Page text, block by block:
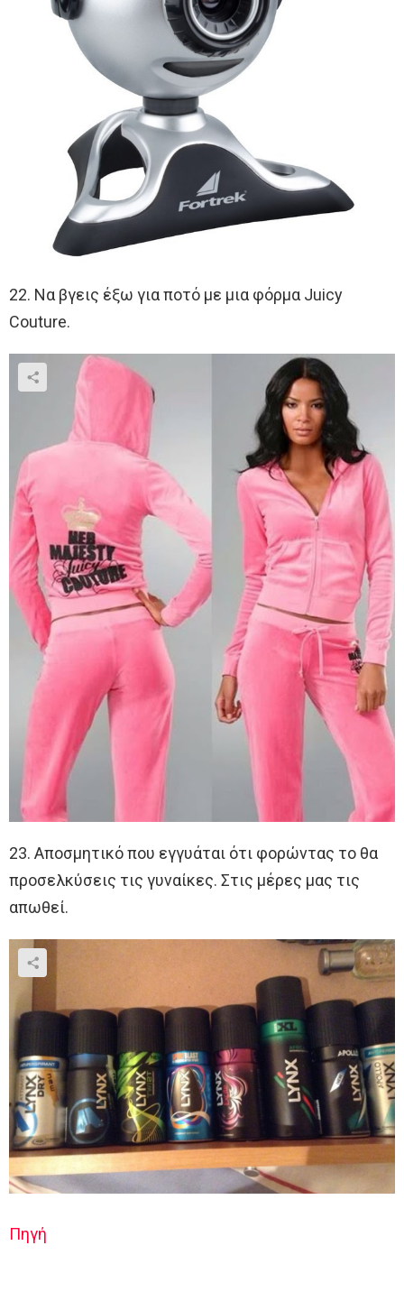
22. Να βγεις έξω για ποτό με μια φόρμα Juicy
Couture.
23. Αποσμητικό που εγγυάται ότι φορώντας το θα
προσελκύσεις τις γυναίκες. Στις μέρες μας τις
απωθεί.
Πηγή